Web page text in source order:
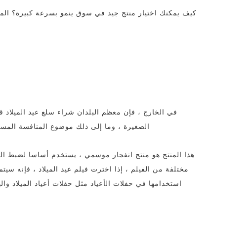
في الخارج ، فإن معظم البلدان شراء سلع عيد الميلاد
الصغيرة ، وما إلى ذلك موضوع المنافسة
هذا المنتج هو منتج انفجار موسمي ، يستخدم أساسا لضبط
مختلفة من الفيلم ، إذا اخترت فيلم عيد الميلاد ، فإنه
استخدامها في حفلات الأعياد مثل حفلات أعياد الميلاد